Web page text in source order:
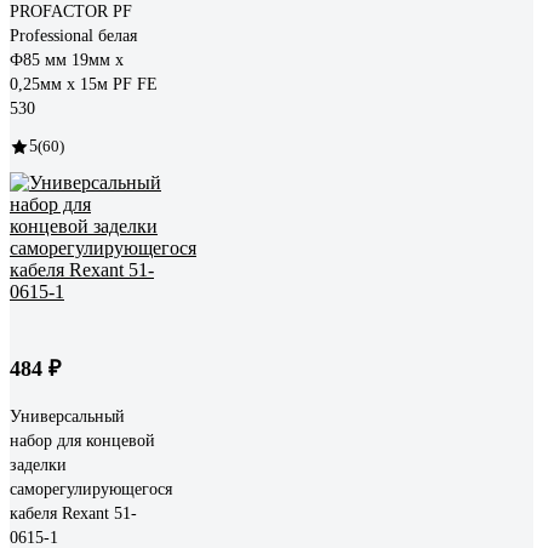
PROFACTOR PF
Professional белая
Ф85 мм 19мм х
0,25мм х 15м PF FE
530
5(60)
484 ₽
Универсальный
набор для концевой
заделки
саморегулирующегося
кабеля Rexant 51-
0615-1